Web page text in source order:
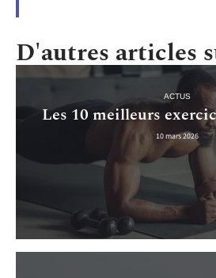
D'autres articles
ACTUS
Les 10 meilleurs
10 mars 2026